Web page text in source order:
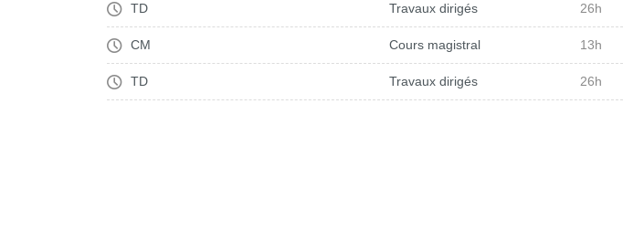
TD Travaux dirigés 26h
CM Cours magistral 13h
TD Travaux dirigés 26h